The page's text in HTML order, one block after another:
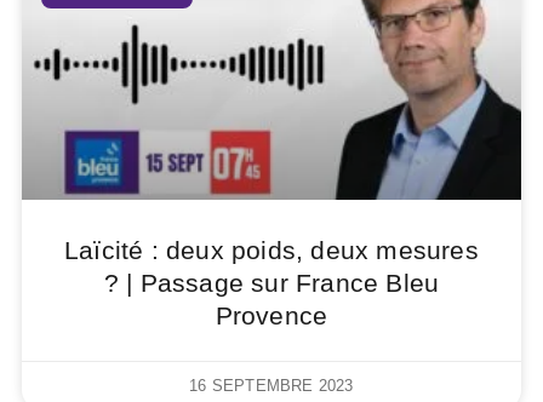
Laïcité : deux poids, deux mesures
? | Passage sur France Bleu
Provence
16 SEPTEMBRE 2023